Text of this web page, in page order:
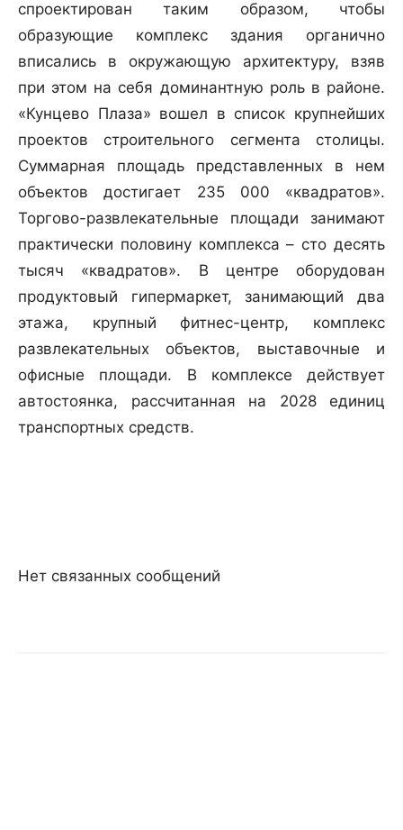
спроектирован таким образом, чтобы
образующие комплекс здания органично
вписались в окружающую архитектуру, взяв
при этом на себя доминантную роль в районе.
«Кунцево Плаза» вошел в список крупнейших
проектов строительного сегмента столицы.
Суммарная площадь представленных в нем
объектов достигает 235 000 «квадратов».
Торгово-развлекательные площади занимают
практически половину комплекса – сто десять
тысяч «квадратов». В центре оборудован
продуктовый гипермаркет, занимающий два
этажа, крупный фитнес-центр, комплекс
развлекательных объектов, выставочные и
офисные площади. В комплексе действует
автостоянка, рассчитанная на 2028 единиц
транспортных средств.
Нет связанных сообщений